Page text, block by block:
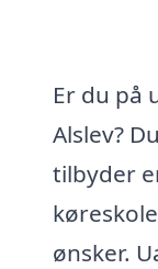
Er du på
Alslev?
tilbyder
ønsker.